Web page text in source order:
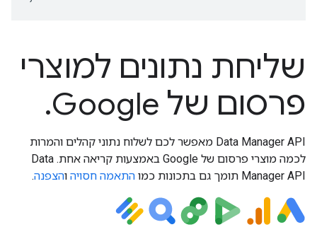
שליחת נתונים למוצרי
פרסום של Google.
‫Data Manager API מאפשר לכם לשלוח נתוני קהלים והמרות
לכמה מוצרי פרסום של Google באמצעות קריאה אחת. ‫Data
Manager API תומך גם בתכונות כמו
התאמה חסויה והצפנה.